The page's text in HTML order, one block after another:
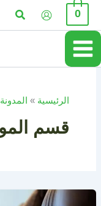
تخطي
المحتوى
0 البحث
الرئيسية المدونة
قسم